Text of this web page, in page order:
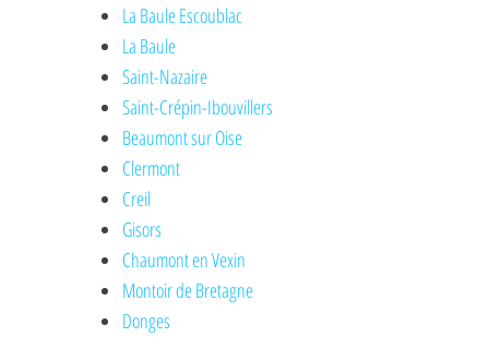
La Baule Escoublac
La Baule
Saint-Nazaire
Saint-Crépin-Ibouvillers
Beaumont sur Oise
Clermont
Creil
Gisors
Chaumont en Vexin
Montoir de Bretagne
Donges